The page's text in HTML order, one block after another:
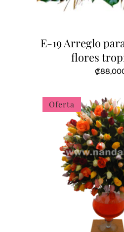
E-19 Arreglo
flores
₡
Oferta